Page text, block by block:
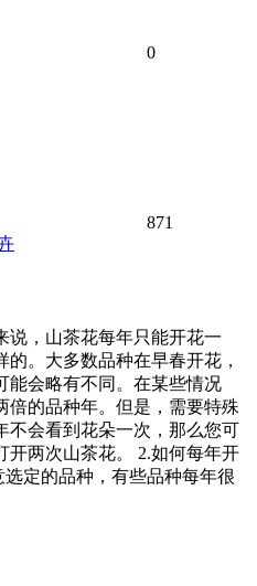
0
871
说，山茶花每年只能开花一
。大多数品种在早春开花，
能会略有不同。在某些情况
倍的品种年。但是，需要特殊
不会看到花朵一次，那么您可
开两次山茶花。 2.如何每年开
定的品种，有些品种每年很